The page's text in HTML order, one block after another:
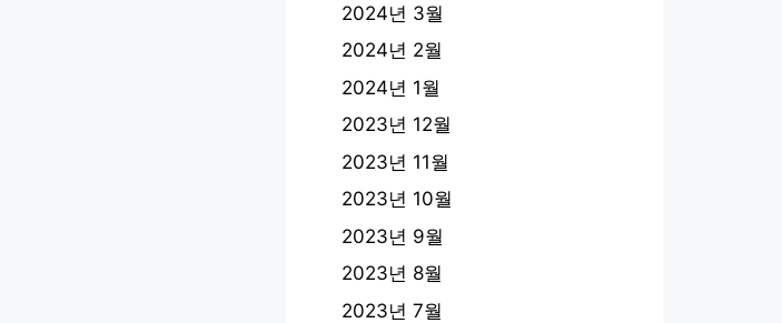
2024년 3월
2024년 2월
2024년 1월
2023년 12월
2023년 11월
2023년 10월
2023년 9월
2023년 8월
2023년 7월